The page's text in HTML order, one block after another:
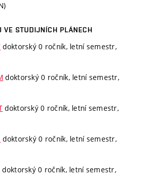
VE STUDIJNÍCH PLÁNECH
doktorský 0 ročník, letní semestr,
doktorský 0 ročník, letní semestr,
doktorský 0 ročník, letní semestr,
doktorský 0 ročník, letní semestr,
doktorský 0 ročník, letní semestr,